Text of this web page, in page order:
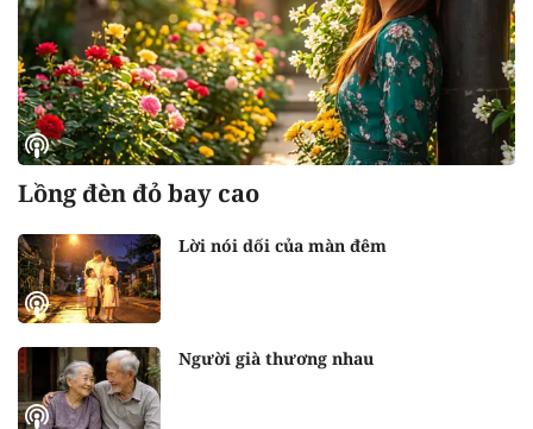
Lồng đèn đỏ bay cao
Lời nói dối của màn đêm
Người già thương nhau